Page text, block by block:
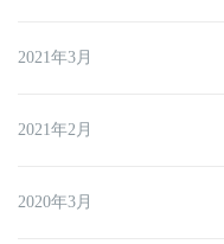
2021年3月
2021年2月
2020年3月